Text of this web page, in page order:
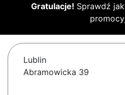
Gratulacje! Sprawdź
Lublin
Abramowicka 39